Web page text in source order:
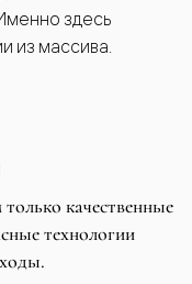
здесь
из массива.
качественные
технологии